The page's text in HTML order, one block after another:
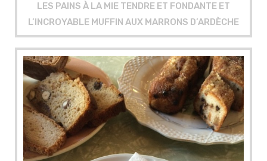
LES PAINS À LA MIE TENDRE ET FONDANTE ET
L’INCROYABLE MUFFIN AUX MARRONS D’ARDÈCHE